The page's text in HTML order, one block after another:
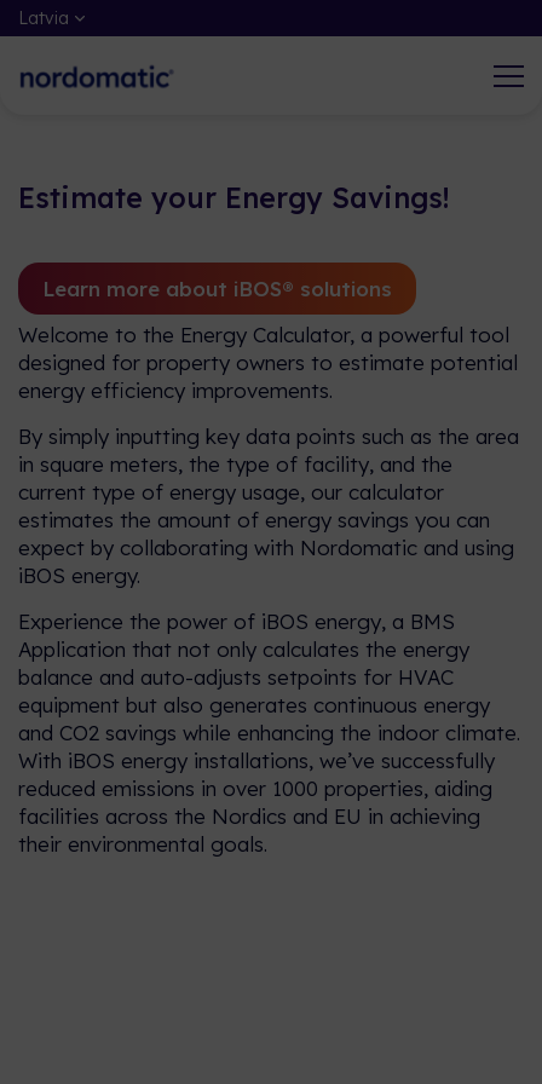
Ko mēs darām
Izmantojot iBMS un iBOS iespējas,
Nordomatic palīdz klientiem un gala
lietotājiem pārņemt kontroli, uzlabot
un optimizēt īpašumu labbūtību, kā arī
paaugstināt iekštelpu veiktspēju.
Iepazīstiet, ko mēs darām
iBMS®
Ēkas “smadzeņu” automatizācija
un optimizācija.
iBOS®
Lietotājam draudzīga un droša
Darbs Nordomatic
Mūsu DNS pamatā ir zināšanu,
pieredzes un labās prakses dalīšanās,
lai kopā veidotu atvērtāku un
ilgtspējīgāku nākotni.
Vairāk par mums
Mūsu kultūra
Mēs ticam atvērtai sadarbībai,
zināšanu apmaiņai un
nepārtrauktai izaugsmei, kas
ļauj radīt ilgtermiņā ilgtspējīgus
risinājumus.
Latvia
Estimate your Energy Savings!
Learn more about iBOS® solutions
Welcome to the Energy Calculator, a powerful tool
designed for property owners to estimate potential
energy efficiency improvements.
By simply inputting key data points such as the area
in square meters, the type of facility, and the
current type of energy usage, our calculator
estimates the amount of energy savings you can
expect by collaborating with Nordomatic and using
iBOS energy.
Experience the power of iBOS energy, a BMS
Application that not only calculates the energy
balance and auto-adjusts setpoints for HVAC
equipment but also generates continuous energy
and CO2 savings while enhancing the indoor climate.
With iBOS energy installations, we’ve successfully
reduced emissions in over 1000 properties, aiding
facilities across the Nordics and EU in achieving
their environmental goals.